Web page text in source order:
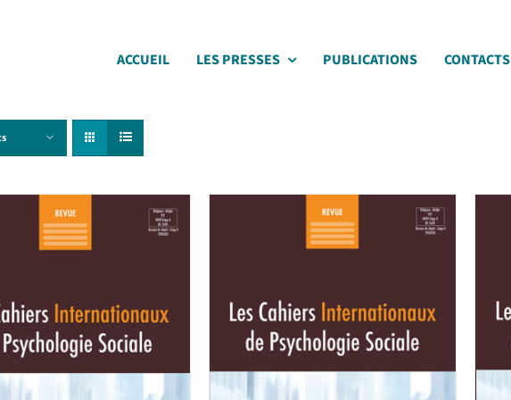
ACCUEIL LES PRESSES PUBLICATIONS CONTACTS